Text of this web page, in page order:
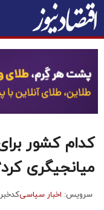
کدام کشور
میانجیگری
سرویس: اخبار سیاسیکدخبر: